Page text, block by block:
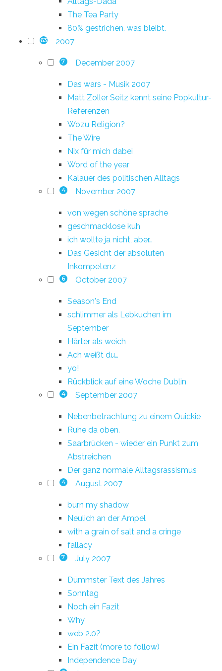
The Tea Party
80% gestrichen. was bleibt.
63 2007
7 December 2007
Das wars - Musik 2007
Matt Zoller Seitz kennt seine Popkultur-
Referenzen
Wozu Religion?
The Wire
Nix für mich dabei
Word of the year
Kalauer des politischen Alltags
4 November 2007
von wegen schöne sprache
geschmacklose kuh
ich wollte ja nicht, aber…
Das Gesicht der absoluten
Inkompetenz
6 October 2007
Season's End
schlimmer als Lebkuchen im
September
Härter als weich
Ach weißt du…
yo!
Rückblick auf eine Woche Dublin
4 September 2007
Nebenbetrachtung zu einem Quickie
Ruhe da oben.
Saarbrücken - wieder ein Punkt zum
Abstreichen
Der ganz normale Alltagsrassismus
4 August 2007
burn my shadow
Neulich an der Ampel
with a grain of salt and a cringe
fallacy
7 July 2007
Dümmster Text des Jahres
Sonntag
Noch ein Fazit
Why
web 2.0?
Ein Fazit (more to follow)
Independence Day